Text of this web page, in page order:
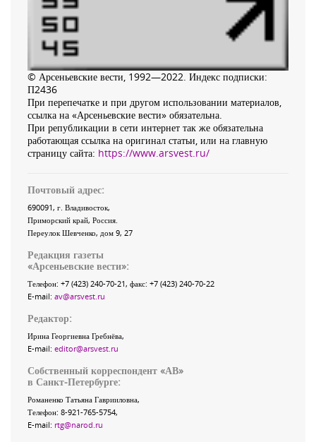
© Арсеньевские вести, 1992—2022. Индекс подписки:
П2436
При перепечатке и при другом использовании материалов,
ссылка на «Арсеньевские вести» обязательна.
При републикации в сети интернет так же обязательна
работающая ссылка на оригинал статьи, или на главную
страницу сайта: https://www.arsvest.ru/
Почтовый адрес:
690091, г. Владивосток,
Приморский край, Россия
Переулок Шевченко, дом 9, 27
Редакция газеты
«Арсеньевские вести»:
Телефон: +7 (423) 240-70-21, факс: +7 (423) 240-70-22
E-mail: av@arsvest.ru
Редактор:
Ирина Георгиевна Гребнёва,
E-mail: editor@arsvest.ru
Собственный корреспондент «АВ»
в Санкт-Петербурге:
Романенко Татьяна Гаврииловна,
Телефон: 8-921-765-5754,
E-mail: rtg@narod.ru